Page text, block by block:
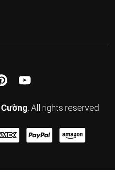
. All rights reserved